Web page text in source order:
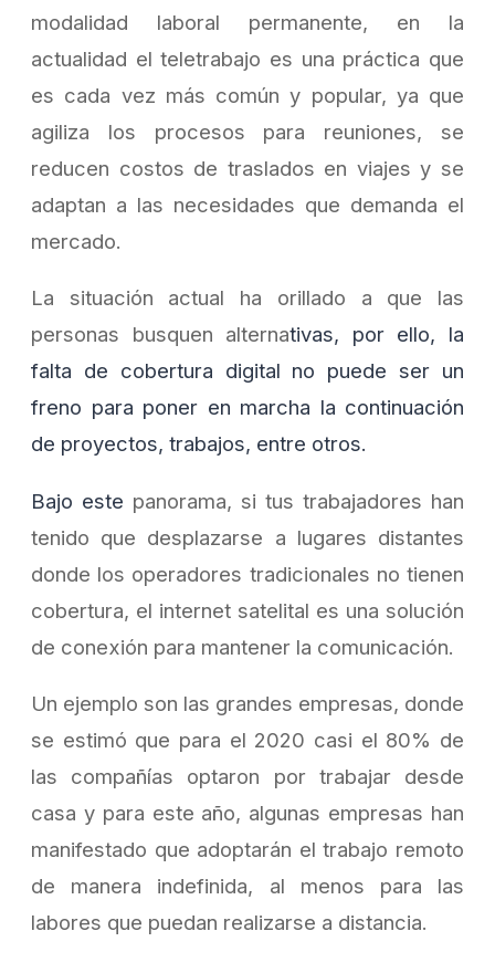
modalidad laboral permanente, en la
actualidad el teletrabajo es una práctica que
es cada vez más común y popular, ya que
agiliza los procesos para reuniones, se
reducen costos de traslados en viajes y se
adaptan a las necesidades que demanda el
mercado.
La situación actual ha orillado a que las
personas busquen alternativas, por ello, la
falta de cobertura digital no puede ser un
freno para poner en marcha la continuación
de proyectos, trabajos, entre otros.
Bajo este panorama, si tus trabajadores han
tenido que desplazarse a lugares distantes
donde los operadores tradicionales no tienen
cobertura, el internet satelital es una solución
de conexión para mantener la comunicación.
Un ejemplo son las grandes empresas, donde
se estimó que para el 2020 casi el 80% de
las compañías optaron por trabajar desde
casa y para este año, algunas empresas han
manifestado que adoptarán el trabajo remoto
de manera indefinida, al menos para las
labores que puedan realizarse a distancia.